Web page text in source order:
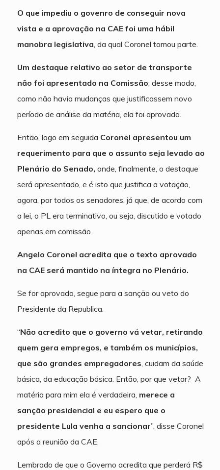
O que impediu o govenro de conseguir nova
vista e a aprovação na CAE foi uma hábil
manobra legislativa , da qual Coronel tomou parte.
Um destaque relativo ao setor de transporte
não foi apresentado na Comissão; desse modo,
como não havia mudanças que justificassem novo
período de análise da matéria, ela foi aprovada.
Então, logo em seguida Coronel apresentou um
requerimento para que o assunto seja levado ao
Plenário do Senado, onde, finalmente, o destaque
será apresentado, e é isto que justifica a votação,
agora, por todos os senadores, já que, de acordo com
a lei, o PL era terminativo, ou seja, discutido e votado
apenas em comissão.
Angelo Coronel acredita que o texto aprovado
na CAE será mantido na íntegra no Plenário.
Se for aprovado, segue para a sanção ou veto do
Presidente da Republica.
“Não acredito que o governo vá vetar, retirando
quem gera empregos, e também os municípios,
que são grandes empregadores , cuidam da saúde
básica, da educação básica. Então, por que vetar? A
matéria para mim ela é verdadeira, merece a
sanção presidencial e eu espero que o
presidente Lula venha a sancionar”, disse Coronel
após a reunião da CAE.
Lembrado de que o Governo acredita que perderá R$